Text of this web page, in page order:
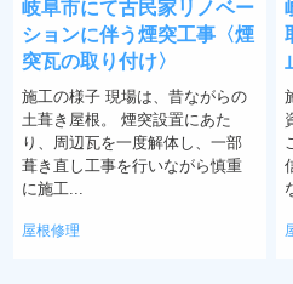
岐阜市にて古民家リノベー
ションに伴う煙突工事〈煙
突瓦の取り付け〉
施工の様子 現場は、昔ながらの
土葺き屋根。 煙突設置にあた
り、周辺瓦を一度解体し、一部
葺き直し工事を行いながら慎重
に施工...
屋根修理